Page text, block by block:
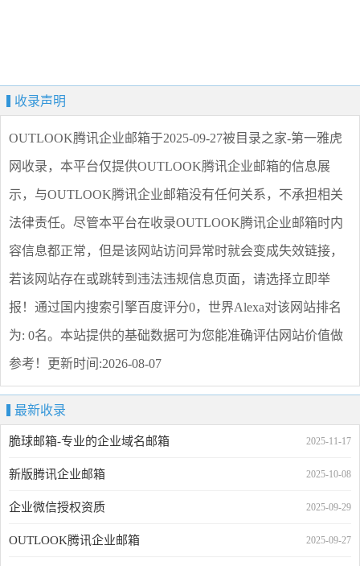
收录声明
OUTLOOK腾讯企业邮箱于2025-09-27被目录之家-第一雅虎
网收录，本平台仅提供OUTLOOK腾讯企业邮箱的信息展
示，与OUTLOOK腾讯企业邮箱没有任何关系，不承担相关
法律责任。尽管本平台在收录OUTLOOK腾讯企业邮箱时内
容信息都正常，但是该网站访问异常时就会变成失效链接，
若该网站存在或跳转到违法违规信息页面，请选择立即举
报 ！通过国内搜索引擎百度评分0，世界Alexa对该网站排名
为: 0名。本站提供的基础数据可为您能准确评估网站价值做
参考！ 更新时间:2026-08-07
最新收录
2025-11-17
脆球邮箱-专业的企业域名邮箱
2025-10-08
新版腾讯企业邮箱
2025-09-29
企业微信授权资质
2025-09-27
OUTLOOK腾讯企业邮箱